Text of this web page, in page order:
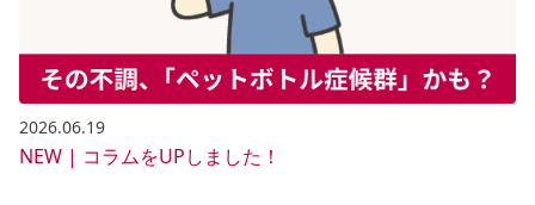
2026.06.19
NEW | コラムをUPしました！